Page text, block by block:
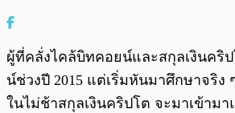
ผู้ที่คลั่งไคล้บิทคอยน์และสกุลเงินคริ
น์ช่วงปี 2015 แต่เริ่มหันมาศึกษาจริง
ในไม่ช้าสกุลเงินคริปโต จะมาเข้าม